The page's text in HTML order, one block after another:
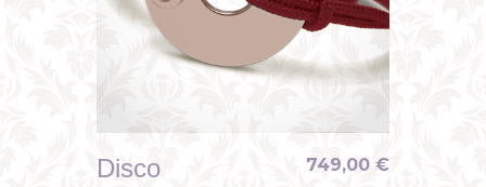
Disco 749,00 €